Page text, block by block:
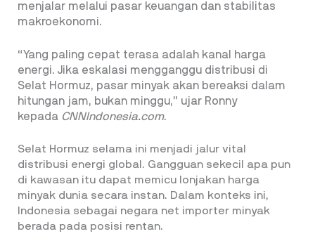
menjalar melalui pasar keuangan dan stabilitas
makroekonomi.
“Yang paling cepat terasa adalah kanal harga
energi. Jika eskalasi mengganggu distribusi di
Selat Hormuz, pasar minyak akan bereaksi dalam
hitungan jam, bukan minggu,” ujar Ronny
kepada CNNIndonesia.com.
Selat Hormuz selama ini menjadi jalur vital
distribusi energi global. Gangguan sekecil apa pun
di kawasan itu dapat memicu lonjakan harga
minyak dunia secara instan. Dalam konteks ini,
Indonesia sebagai negara net importer minyak
berada pada posisi rentan.